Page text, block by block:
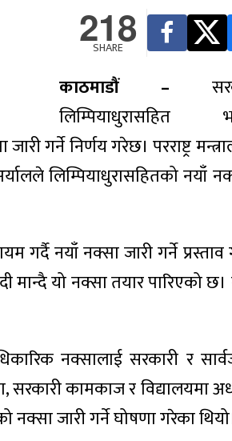
218
SHARE
काठमाडौं –
लिम्पियाधुरासहित
गर्ने निर्णय गरेछ। परराष्ट्र
लिम्पियाधुरासहितको नयाँ
गर्दै नयाँ नक्सा जारी गर्ने
मान्दै यो नक्सा तयार पारिएको
नक्सालाई सरकारी र
सरकारी कामकाज र विद्यालयमा
नक्सा जारी गर्ने घोषणा गरेका